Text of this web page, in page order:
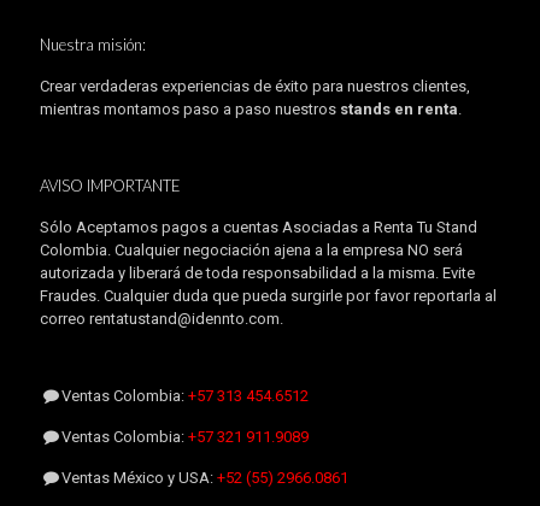
Nuestra misión:
Crear verdaderas experiencias de éxito para nuestros clientes,
mientras montamos paso a paso nuestros stands en renta.
AVISO IMPORTANTE
Sólo Aceptamos pagos a cuentas Asociadas a Renta Tu Stand
Colombia. Cualquier negociación ajena a la empresa NO será
autorizada y liberará de toda responsabilidad a la misma. Evite
Fraudes. Cualquier duda que pueda surgirle por favor reportarla al
correo rentatustand@idennto.com.
Ventas Colombia:+57 313 454.6512
Ventas Colombia:+57 321 911.9089
Ventas México y USA:+52 (55) 2966.0861